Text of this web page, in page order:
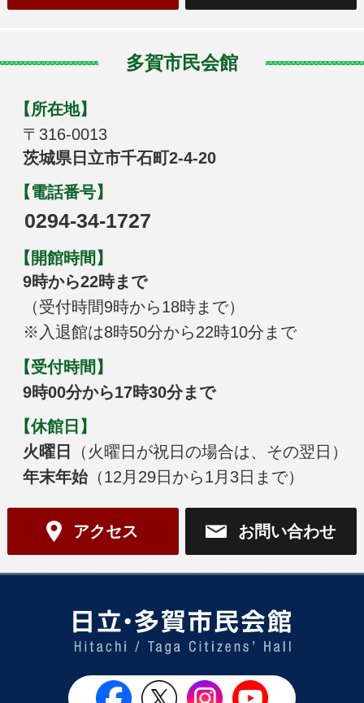
多賀市民会館
【所在地】
〒316-0013
茨城県日立市千石町2-4-20
【電話番号】
0294-34-1727
【開館時間】
9時から22時まで
（受付時間9時から18時まで）
※入退館は8時50分から22時10分まで
【受付時間】
9時00分から17時30分まで
【休館日】
火曜日
（火曜日が祝日の場合は、その翌日）
年末年始（12月29日から1月3日まで）
アクセス お問い合わせ
日立シビックセンター公式
日立シビックセンター
日立シビックセ
日立シビ